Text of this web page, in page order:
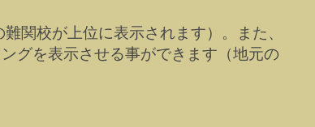
関校が上位に表示されます）。また、
グを表示させる事ができます（地元の